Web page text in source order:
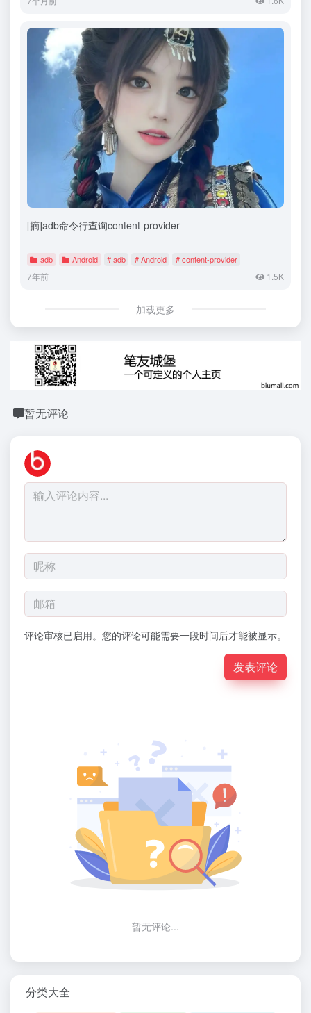
[摘]adb命令行查询content-provider
adb Android # adb # Android # content-provider
7年前 1.5K
加载更多
暂无评论
评论审核已启用。您的评论可能需要一段时间后才能被显示。
发表评论
暂无评论...
分类大全